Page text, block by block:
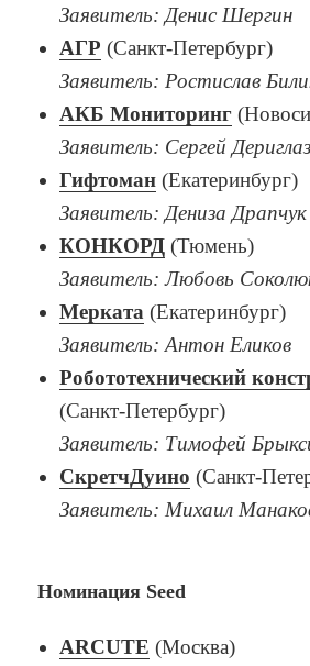
Заявитель: Денис Шергин
АГР (Санкт-Петербург)
Заявитель: Ростислав
АКБ Мониторинг
Заявитель: Сергей
Гифтоман (Екатеринбург)
Заявитель: Дениза Драпчук
КОНКОРД (Тюмень)
Заявитель: Любовь
Мерката (Екатеринбург)
Заявитель: Антон Еликов
Робототехнический
(Санкт-Петербург)
Заявитель: Тимофей
СкретчДуино (Санкт-
Заявитель: Михаил
Номинация Seed
ARCUTE (Москва)